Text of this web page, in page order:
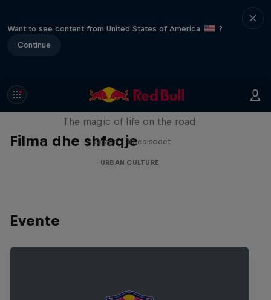
Want to see content from United States of America
?
Continue
Filma dhe shfaqje
The Road Trick
The magic of life on the road
1 Sezoni · 10 episodet
URBAN CULTURE
Evente